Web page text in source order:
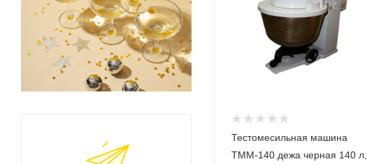
Тестомесильная машина
ТММ-140 дежа черная 140 л,